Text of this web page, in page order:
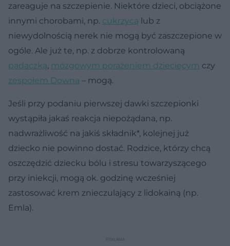
zareaguje na szczepienie. Niektóre dzieci, obciążone
innymi chorobami, np. cukrzycą lub z
niewydolnością nerek nie mogą być zaszczepione w
ogóle. Ale już te, np. z dobrze kontrolowaną
padaczką, mózgowym porażeniem dziecięcym czy
zespołem Downa – mogą.
Jeśli przy podaniu pierwszej dawki szczepionki
wystąpiła jakaś reakcja niepożądana, np.
nadwrażliwość na jakiś składnik*, kolejnej już
dziecko nie powinno dostać. Rodzice, którzy chcą
oszczędzić dziecku bólu i stresu towarzyszącego
przy iniekcji, mogą ok. godzinę wcześniej
zastosować krem znieczulający z lidokainą (np.
Emla).